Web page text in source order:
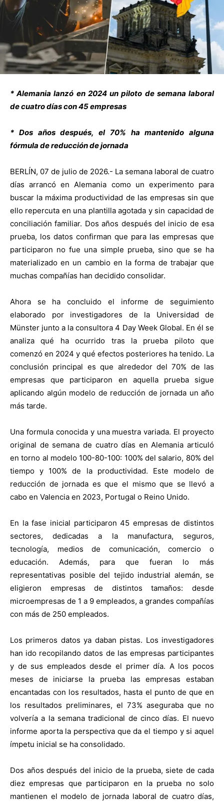
* Alemania lanzó en 2024 un piloto de semana laboral
de cuatro días con 45 empresas
* Dos años después, el 70% ha mantenido alguna
fórmula de reducción de jornada
BERLÍN, 07 de julio de 2026.- La semana laboral de cuatro
días arrancó en Alemania como un experimento para
buscar la máxima productividad de las empresas sin que
ello repercuta en una plantilla agotada y sin capacidad de
conciliación familiar. Dos años después del inicio de esa
prueba, los datos confirman que para las empresas que
participaron no fue una simple prueba, sino que se ha
materializado en un cambio en la forma de trabajar que
muchas compañías han decidido consolidar.
Ahora se ha concluido el informe de seguimiento
elaborado por investigadores de la Universidad de
Münster junto a la consultora 4 Day Week Global. En él se
analiza qué ha ocurrido tras la prueba piloto que
comenzó en 2024 y qué efectos posteriores ha tenido. La
conclusión principal es que alrededor del 70% de las
empresas que participaron en aquella prueba sigue
aplicando algún modelo de reducción de jornada un año
más tarde.
Una formula conocida y una muestra variada. El proyecto
original de semana de cuatro días en Alemania articuló
en torno al modelo 100-80-100: 100% del salario, 80% del
tiempo y 100% de la productividad. Este modelo de
reducción de jornada es que el mismo que se llevó a
cabo en Valencia en 2023, Portugal o Reino Unido.
En la fase inicial participaron 45 empresas de distintos
sectores, dedicadas a la manufactura, seguros,
tecnología, medios de comunicación, comercio o
educación. Además, para que fueran lo más
representativas posible del tejido industrial alemán, se
eligieron empresas de distintos tamaños: desde
microempresas de 1 a 9 empleados, a grandes compañías
con más de 250 empleados.
Los primeros datos ya daban pistas. Los investigadores
han ido recopilando datos de las empresas participantes
y de sus empleados desde el primer día. A los pocos
meses de iniciarse la prueba las empresas estaban
encantadas con los resultados, hasta el punto de que en
los resultados preliminares, el 73% aseguraba que no
volvería a la semana tradicional de cinco días. El nuevo
informe aporta la perspectiva que da el tiempo y si aquel
ímpetu inicial se ha consolidado.
Dos años después del inicio de la prueba, siete de cada
diez empresas que participaron en la prueba no solo
mantienen el modelo de jornada laboral de cuatro días,